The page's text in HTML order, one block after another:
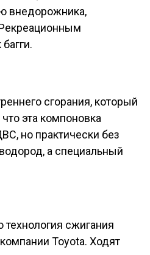
внедорожника,
сгорания, который
эта компоновка
но практически без
а специальный
технология сжигания
Toyota. Ходят